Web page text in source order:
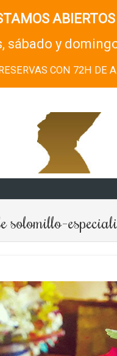
solomillo-
ABIERTOS
sábado y
CON 72H DE